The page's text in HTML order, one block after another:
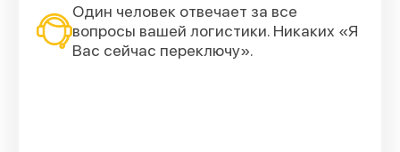
Один человек отвечает за все
вопросы вашей логистики. Никаких «Я
Вас сейчас переключу».